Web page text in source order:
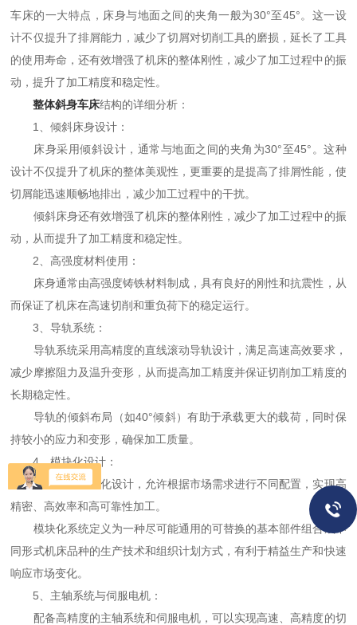
车床的一大特点，床身与地面之间的夹角一般为30°至45°。这一设
计不仅提升了排屑能力，减少了切屑对切削工具的磨损，延长了工具
的使用寿命，还有效增强了机床的整体刚性，减少了加工过程中的振
动，提升了加工精度和稳定性。
整体斜身车床结构的详细分析：
1、倾斜床身设计：
床身采用倾斜设计，通常与地面之间的夹角为30°至45°。这种
设计不仅提升了机床的整体美观性，更重要的是提高了排屑性能，使
切屑能迅速顺畅地排出，减少加工过程中的干扰。
倾斜床身还有效增强了机床的整体刚性，减少了加工过程中的振
动，从而提升了加工精度和稳定性。
2、高强度材料使用：
床身通常由高强度铸铁材料制成，具有良好的刚性和抗震性，从
而保证了机床在高速切削和重负荷下的稳定运行。
3、导轨系统：
导轨系统采用高精度的直线滚动导轨设计，满足高速高效要求，
减少摩擦阻力及温升变形，从而提高加工精度并保证切削加工精度的
长期稳定性。
导轨的倾斜布局（如40°倾斜）有助于承载更大的载荷，同时保
持较小的应力和变形，确保加工质量。
4、模块化设计：
往往采用模块化设计，允许根据市场需求进行不同配置，实现高
精密、高效率和高可靠性加工。
模块化系统定义为一种尽可能通用的可替换的基本部件组合成不
同形式机床品种的生产技术和组织计划方式，有利于精益生产和快速
响应市场变化。
5、主轴系统与伺服电机：
配备高精度的主轴系统和伺服电机，可以实现高速、高精度的切